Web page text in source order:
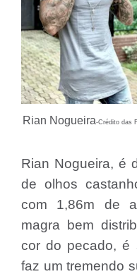
Rian Nogueira-Crédito das
Rian Nogueira, é
de olhos
com 1,86m de
magra bem
cor do pecado, é
faz um tremendo